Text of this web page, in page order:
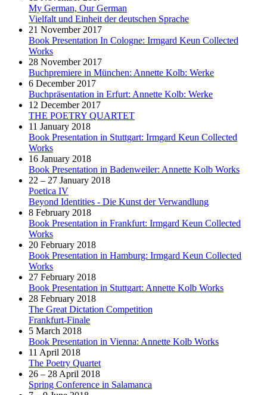
My German, Our German
Vielfalt und Einheit der deutschen Sprache
21 November 2017
Book Presentation In Cologne: Irmgard Keun Collected
Works
28 November 2017
Buchpremiere in München: Annette Kolb: Werke
6 December 2017
Buchpräsentation in Erfurt: Annette Kolb: Werke
12 December 2017
THE POETRY QUARTET
11 January 2018
Book Presentation in Stuttgart: Irmgard Keun Collected
Works
16 January 2018
Book Presentation in Badenweiler: Annette Kolb Works
22 – 27 January 2018
Poetica IV
Beyond Identities - Die Kunst der Verwandlung
8 February 2018
Book Presentation in Frankfurt: Irmgard Keun Collected
Works
20 February 2018
Book Presentation in Hamburg: Irmgard Keun Collected
Works
27 February 2018
Book Presentation in Stuttgart: Annette Kolb Works
28 February 2018
The Great Dictation Competition
Frankfurt-Finale
5 March 2018
Book Presentation in Vienna: Annette Kolb Works
11 April 2018
The Poetry Quartet
26 – 28 April 2018
Spring Conference in Salamanca